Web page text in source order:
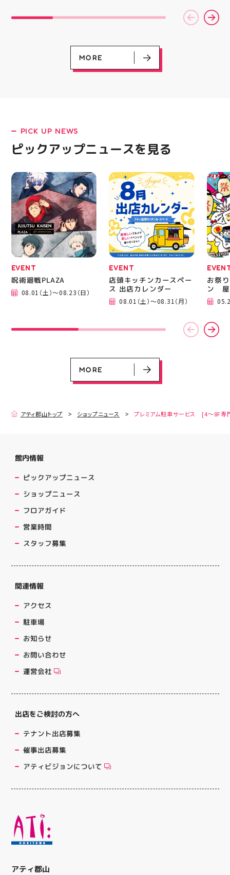
LATEST!
ピックアップニュース
EVENT
EVENT
店頭キッチンカースペース 出店カ
08.01（土）～08.31（月）
EVENT
お祭りBBQビアガーデン 屋上で好
05.21（木）～09.27（日）
CAMPAIGN
ヨドバシカメラ 平日限定1時間駐
CAMPAIGN
プレミアム駐車サービス [4～8F
をカ
方や
かけ
ーポ
ース
MORE
PICK UP NEWS
ピックアップニュースを見る
EVENT
呪術廻戦PLAZA
08.01（土）～08.23（日）
EVENT
店頭キッチンカースペー
ス 出店カレンダー
08.01（土）～08.31（月）
お祭
ン 屋
MORE
アティ郡山トップ ショップニュース プレミアム駐車サービス [4～8F専
アティ郡山
館内情報
ピックアップニュース
ショップニュース
フロアガイド
営業時間
スタッフ募集
関連情報
アクセス
駐車場
お知らせ
お問い合わせ
運営会社
出店をご検討の方へ
テナント出店募集
催事出店募集
アティビジョンについて